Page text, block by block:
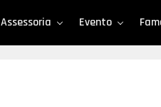
Assessoria Evento